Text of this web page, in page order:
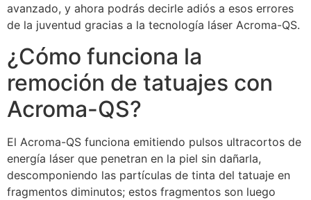
avanzado, y ahora podrás decirle adiós a esos errores
de la juventud gracias a la tecnología láser Acroma-QS.
¿Cómo funciona la
remoción de tatuajes con
Acroma-QS?
El Acroma-QS funciona emitiendo pulsos ultracortos de
energía láser que penetran en la piel sin dañarla,
descomponiendo las partículas de tinta del tatuaje en
fragmentos diminutos; estos fragmentos son luego